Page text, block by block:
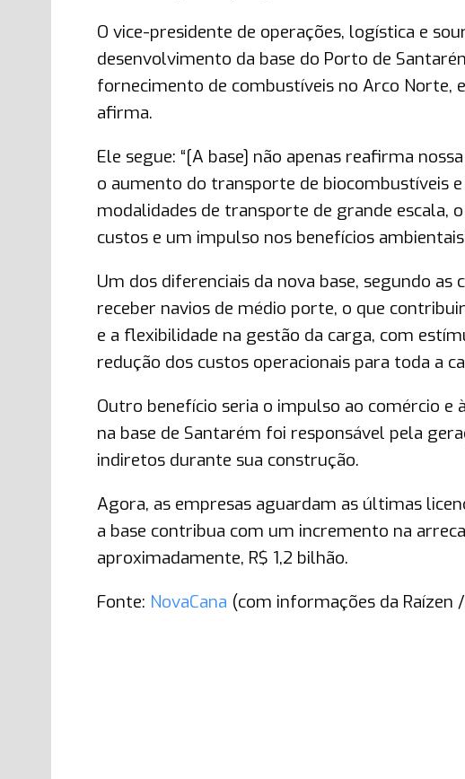
O vice-presidente de operações, logística e
desenvolvimento da base do Porto de
fornecimento de combustíveis no Arco Norte,
afirma.
Ele segue: “[A base] não apenas reafirma
o aumento do transporte de biocombustíveis
modalidades de transporte de grande escala,
custos e um impulso nos benefícios
Um dos diferenciais da nova base, segundo as
receber navios de médio porte, o que
e a flexibilidade na gestão da carga, com
redução dos custos operacionais para toda a
Outro benefício seria o impulso ao comércio e
na base de Santarém foi responsável pela
indiretos durante sua construção.
Agora, as empresas aguardam as últimas
a base contribua com um incremento na
aproximadamente, R$ 1,2 bilhão.
Fonte: NovaCana (com informações da Raízen